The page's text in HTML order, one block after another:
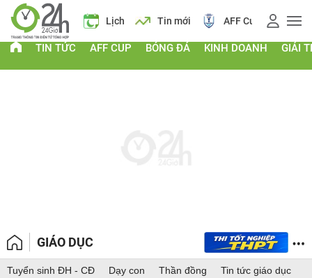
Giá vàng Lịch Tin mới AFF Cup Giá
TIN TỨC AFF CUP BÓNG ĐÁ KINH DOANH GIẢI
GIÁO DỤC
Tuyển sinh ĐH - CĐ Dạy con Thần đồng Tin tức giáo dục